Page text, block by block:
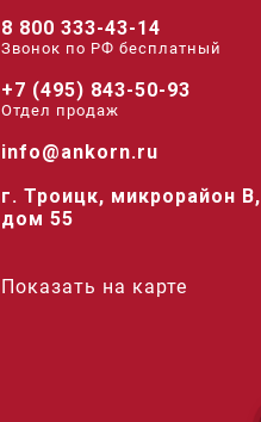
8 800 333-43-14
Звонок по РФ беcплатный
+7 (495) 843-50-93
Отдел продаж
info@ankorn.ru
г. Троицк, микрорайон В,
дом 55
Показать на карте